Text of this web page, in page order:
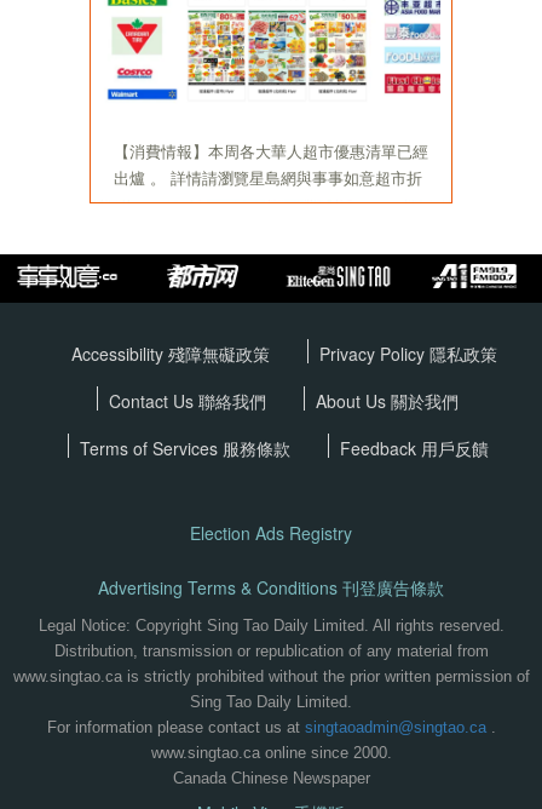
Accessibility 殘障無礙政策 Privacy Policy 隱私政策
Contact Us 聯絡我們
About Us 關於我們
Terms of Services 服務條款 Feedback 用戶反饋
Election Ads Registry
Advertising Terms & Conditions 刊登廣告條款
Legal Notice: Copyright Sing Tao Daily Limited. All rights reserved.
Distribution, transmission or republication of any material from
www.singtao.ca is strictly prohibited without the prior written permission of
Sing Tao Daily Limited.
For information please contact us at singtaoadmin@singtao.ca.
www.singtao.ca online since 2000.
Canada Chinese Newspaper